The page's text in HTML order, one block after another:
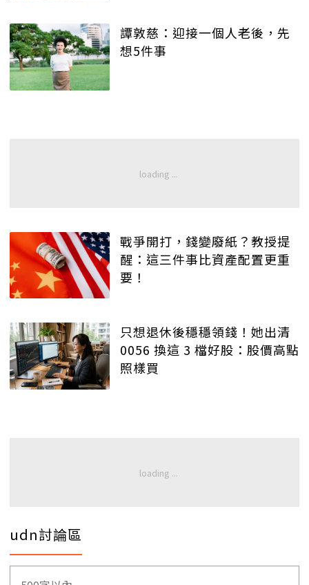
譚敦慈：迎接一個人老後，先
想5件事
戰爭開打，錢變廢紙？教授提
醒：這三件事比資產配置更重
要！
只想退休後穩穩領錢！她出清
0056 換這 3 檔好股：股價高點
照樣買
udn討論區